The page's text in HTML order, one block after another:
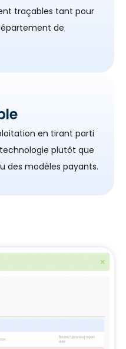
traçables tant pour
de
en tirant parti
plutôt que
des modèles payants.